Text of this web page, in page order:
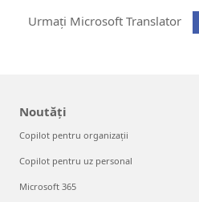
Urmați Microsoft Translator
Noutăți
Copilot pentru organizații
Copilot pentru uz personal
Microsoft 365